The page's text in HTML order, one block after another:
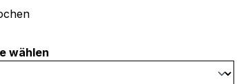
wählen